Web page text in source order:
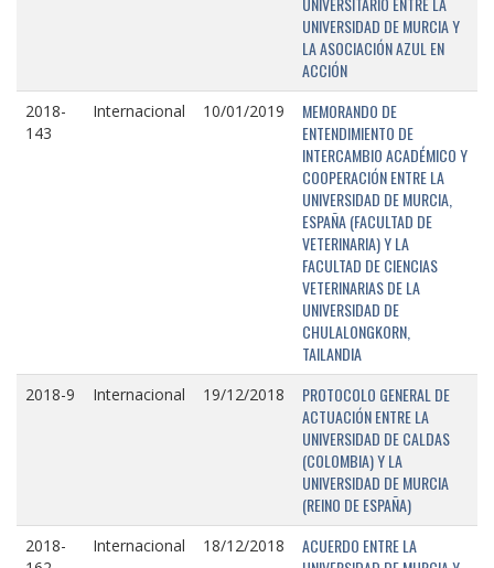
UNIVERSIDAD DE MURCIA Y
LA ASOCIACIÓN AZUL EN
ACCIÓN
2018-
143
Internacional 10/01/2019
MEMORANDO DE
ENTENDIMIENTO DE
INTERCAMBIO ACADÉMICO Y
COOPERACIÓN ENTRE LA
UNIVERSIDAD DE MURCIA,
ESPAÑA (FACULTAD DE
VETERINARIA) Y LA
FACULTAD DE CIENCIAS
VETERINARIAS DE LA
UNIVERSIDAD DE
CHULALONGKORN,
TAILANDIA
2018-9 Internacional 19/12/2018
PROTOCOLO GENERAL DE
ACTUACIÓN ENTRE LA
UNIVERSIDAD DE CALDAS
(COLOMBIA) Y LA
UNIVERSIDAD DE MURCIA
(REINO DE ESPAÑA)
2018-
Internacional 18/12/2018
ACUERDO ENTRE LA